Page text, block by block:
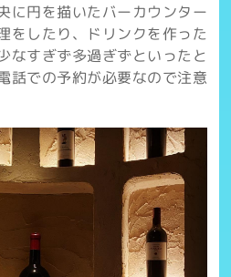
に円を描いたバーカウンター
をしたり、ドリンクを作った
なすぎず多過ぎずといったと
話での予約が必要なので注意